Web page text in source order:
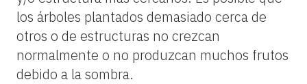
los árboles plantados demasiado cerca de
otros o de estructuras no crezcan
normalmente o no produzcan muchos frutos
debido a la sombra.